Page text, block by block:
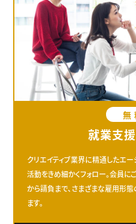
無
就業支
クリエイティブ業界に精通したエ
活動をきめ細かくフォロー。会員に
から請負まで、さまざまな雇用形
ます。